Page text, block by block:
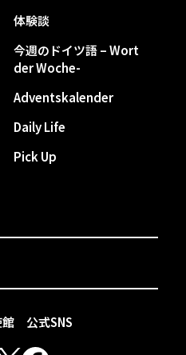
館 公式SNS
体験談
今週のドイツ語 – Wort
der Woche-
Adventskalender
Daily Life
Pick Up